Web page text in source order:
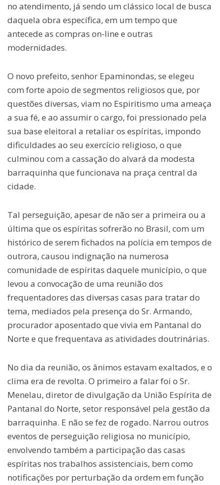
no atendimento, já sendo um clássico local de busca
daquela obra específica, em um tempo que
antecede as compras on-line e outras
modernidades.
O novo prefeito, senhor Epaminondas, se elegeu
com forte apoio de segmentos religiosos que, por
questões diversas, viam no Espiritismo uma ameaça
a sua fé, e ao assumir o cargo, foi pressionado pela
sua base eleitoral a retaliar os espíritas, impondo
dificuldades ao seu exercício religioso, o que
culminou com a cassação do alvará da modesta
barraquinha que funcionava na praça central da
cidade.
Tal perseguição, apesar de não ser a primeira ou a
última que os espíritas sofrerão no Brasil, com um
histórico de serem fichados na polícia em tempos de
outrora, causou indignação na numerosa
comunidade de espíritas daquele município, o que
levou a convocação de uma reunião dos
frequentadores das diversas casas para tratar do
tema, mediados pela presença do Sr. Armando,
procurador aposentado que vivia em Pantanal do
Norte e que frequentava as atividades doutrinárias.
No dia da reunião, os ânimos estavam exaltados, e o
clima era de revolta. O primeiro a falar foi o Sr.
Menelau, diretor de divulgação da União Espírita de
Pantanal do Norte, setor responsável pela gestão da
barraquinha. E não se fez de rogado. Narrou outros
eventos de perseguição religiosa no município,
envolvendo também a participação das casas
espíritas nos trabalhos assistenciais, bem como
notificações por perturbação da ordem em função